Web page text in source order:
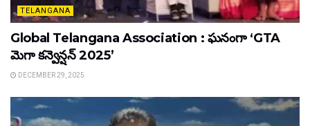
TELANGANA
Global Telangana Association : ఘనంగా ‘GTA
మెగా కన్వెన్షన్ 2025’
DECEMBER 29, 2025